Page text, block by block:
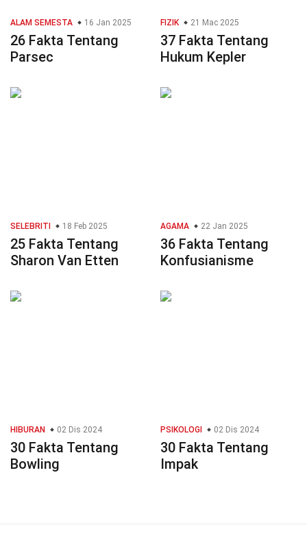
ALAM SEMESTA 16 Jan 2025
26 Fakta Tentang
Parsec
FIZIK 21 Mac 2025
37 Fakta Tentang
Hukum Kepler
SELEBRITI 18 Feb 2025
25 Fakta Tentang
Sharon Van Etten
AGAMA 22 Jan 2025
36 Fakta Tentang
Konfusianisme
HIBURAN 02 Dis 2024
30 Fakta Tentang
Bowling
PSIKOLOGI 02 Dis 2024
30 Fakta Tentang
Impak